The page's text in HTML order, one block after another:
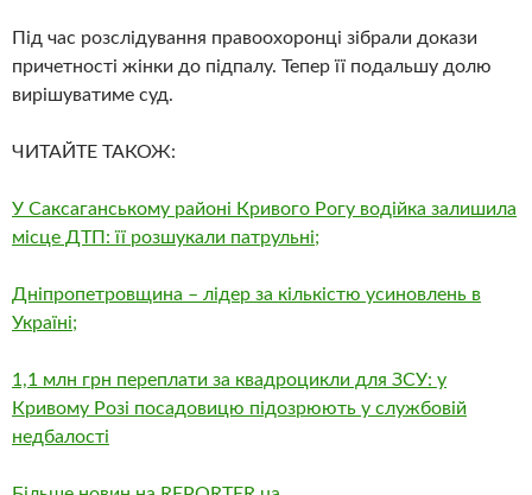
Під час розслідування правоохоронці зібрали докази
причетності жінки до підпалу. Тепер її подальшу долю
вирішуватиме суд.
ЧИТАЙТЕ ТАКОЖ:
У Саксаганському районі Кривого Рогу водійка залишила
місце ДТП: її розшукали патрульні;
Дніпропетровщина – лідер за кількістю усиновлень в
Україні;
1,1 млн грн переплати за квадроцикли для ЗСУ: у
Кривому Розі посадовицю підозрюють у службовій
недбалості